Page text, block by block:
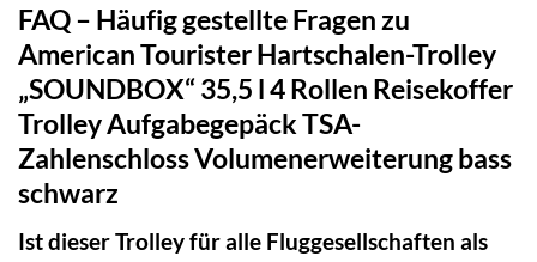
FAQ – Häufig gestellte Fragen zu
American Tourister Hartschalen-Trolley
„SOUNDBOX“ 35,5 l 4 Rollen Reisekoffer
Trolley Aufgabegepäck TSA-
Zahlenschloss Volumenerweiterung bass
schwarz
Ist dieser Trolley für alle Fluggesellschaften als